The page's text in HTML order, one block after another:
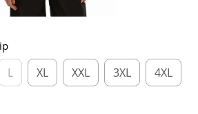
L XL XXL 3XL 4XL